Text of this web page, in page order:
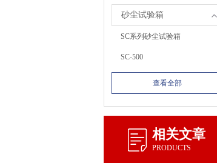
砂尘试验箱
SC系列砂尘试验箱
SC-500
查看全部
相关文章
PRODUCTS